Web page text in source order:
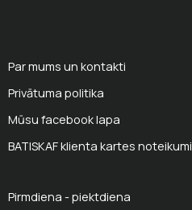
Par mums un kontakti
Privātuma politika
Mūsu facebook lapa
BATISKAF klienta kartes noteikumi
Pirmdiena - piektdiena